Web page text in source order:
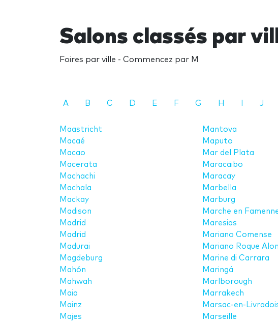
Salons classés par
Foires par ville - Commencez par M
A B C D E F G H J
Maastricht
Macaé
Macao
Macerata
Machachi
Machala
Mackay
Madison
Madrid
Madrid
Madurai
Magdeburg
Mahón
Mahwah
Maia
Mainz
Majes
Mantova
Maputo
Mar del Plata
Maracaibo
Maracay
Marbella
Marburg
Marche en
Maresias
Mariano Comense
Mariano Roque
Marine di Carrara
Maringá
Marlborough
Marrakech
Marsac-en-
Marseille